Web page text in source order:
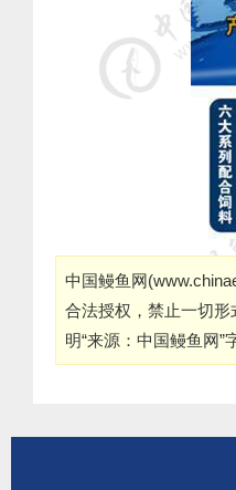
中国鳗鱼网(
合法授权，禁止一切
明“来源：中国鳗鱼网